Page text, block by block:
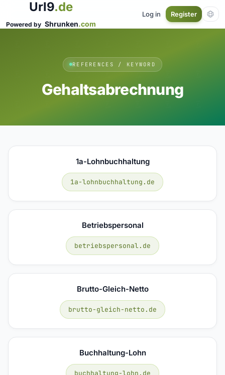
Url9.de
Powered by Shrunken.com
Log in Register
REFERENCES / KEYWORD
Gehaltsabrechnung
1a-Lohnbuchhaltung
1a-lohnbuchhaltung.de
Betriebspersonal
betriebspersonal.de
Brutto-Gleich-Netto
brutto-gleich-netto.de
Buchhaltung-Lohn
buchhaltung-lohn.de